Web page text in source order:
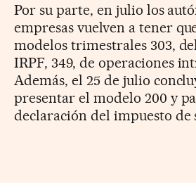
Por su parte, en julio los
empresas vuelven a tener
modelos trimestrales 303,
IRPF, 349, de operaciones
Además, el 25 de julio
presentar el modelo 200 y
declaración del impuesto de